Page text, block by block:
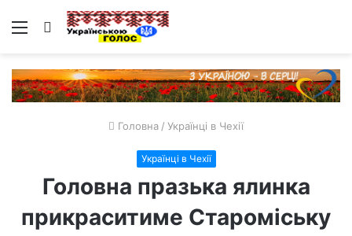
Меню Пошук
Головна / Українці в Чехії
Українці в Чехії
Головна празька ялинка
прикраситиме Староміську